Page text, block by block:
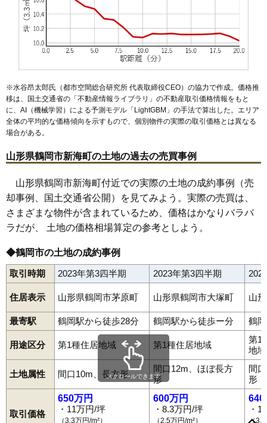
56 茅原町
57 7.8万円
布目 7.7万円 540万円
7.4万円
井岡 7.4万円 609万円 7.9%
62 友江 7.2万円 560万円 2.1%
63
65 寺田 6.6万円 378万円 5.0%
66 外内島 6.5万円 546万円 -1.1%
67 温海 6.4万円 273万円 -15.5%
68 平成町 6.4万円 558万円 -4.4%
69 湯田川 6.4万円 378万円
70 湯温海 6.4万円
71 大広 6.4万円 495万円 5.5%
72 高坂 6.3万円 453万円 6.0%
73 斎藤川原 6.2万円 426万円 0.6%
74 大山 5.7万円 448万円 -7.7%
5.7万円 3.9%
5.7万円 -0.9%
77 由良 5.6万円 360万円 7.3%
78 下山添 5.6万円 468万円 -2.0%
羽黒町細谷 460万円 3.6%
※水谷昂太郎氏（都市空間総合研究所 代表取締役CEO）の協力で作成。価格推
移は、国土交通省の「不動産情報ライブラリ 」の不動産取引価格情報をもと
に、AI（機械学習）による予測モデル「LightGBM」の手法で算出した。エリア
全体の平均的な価格傾向を示すもので、個別物件の実際の取引価格とは異なる
場合がある。
山形県鶴岡市新海町の土地の過去の売買事例
山形県鶴岡市新海町付近での実際の土地の成約事例（売
却事例、国土交通省公開）を見てみよう。実際の売買は、
さまざまな物件が含まれているため、価格はかなりバラバ
ラだが、 土地の価格相場算定の参考としよう。
◆鶴岡市の土地の成約事例
取引時期 2023年第3四半期 2023年第3四半期
住居表示 山形県鶴岡市茅原町 山形県鶴岡市大塚町 山
最寄駅 鶴岡駅から徒歩28分 鶴岡駅から徒歩ー分 鶴
用途区分 第1種住居地域 第1種住居地域
第1
地域
土地属性 間口10m、長方形
間口12m、ほぼ長方
形
間
形
取引価格
650万円
・11万円/坪
（3.3万円/m²）
600万円
・8.3万円/坪
（2.5万円/m²）
640
・
（3.7
スクロールできます
青柳町 温海泉町伊勢原町稲生井岡 五十川馬町海老島町
大岩川
大塚町大西町大広大山大淀川覚岸寺
上畑町上藤島上山添加茂切添町小岩川小真木原町小淀川
桜新町三光町 下川下清水
城南町
城北町白山新海町 末広町砂田町千石町
大部町
大宝寺大宝寺町 長者町朝暘町